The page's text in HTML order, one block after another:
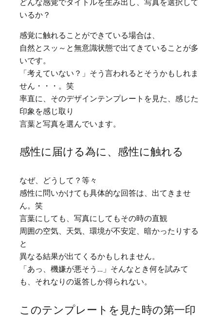
いるか？
感覚に触れることができている場合は、
自然とスッ～と無意識状態で出てきていることが多
いです。
「考えていない？」そう言われるとそうかもしれま
せん・・・。笑
率直に、そのデザインテンプレートを見た、感じた
印象を感じ取り
言葉と写真を選んでいます。
感性に届ける為に、感性に触れる
なぜ、どうして？等々
感性に問いかけても具体的な回答は、出てきませ
ん。笑
言葉にしても、写真にしてもその時の直観
周囲の空気、天気、環境が不安定、暗かったりする
と
異なる結果が出てくるかもしれません。
「あっ、機嫌が悪そう…」そんなとき何を試みて
も、それなりの返答しか得られない。
このテンプレートを見た時の第一印